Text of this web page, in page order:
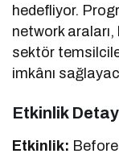
hedefliyor.
network araları,
sektör
imkânı
Etkinlik
Etkinlik: